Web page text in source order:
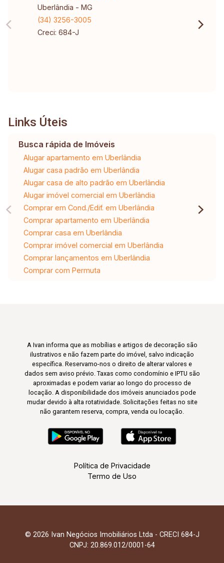
Uberlândia - MG
(34) 3256-3005
Creci: 684-J
Links Úteis
Busca rápida de Imóveis
Alugar apartamento em Uberlândia
Alugar casa padrão em Uberlândia
Alugar casa de alto padrão em Uberlândia
Alugar imóvel comercial em Uberlândia
Comprar em Cond./Edif. em Uberlândia
Comprar apartamento em Uberlândia
Comprar casa em Uberlândia
Comprar imóvel comercial em Uberlândia
Comprar lançamentos em Uberlândia
Comprar com Permuta
A Ivan informa que as mobílias e artigos de decoração são
ilustrativos e não fazem parte do imóvel, salvo indicação
específica. Reservamo-nos o direito de alterar valores e
dados sem aviso prévio. Taxas como condomínio e IPTU são
aproximadas e podem variar ao longo do processo de
locação. A disponibilidade dos imóveis anunciados pode
mudar devido à alta rotatividade. Solicitações feitas no site
não garantem reserva, compra, venda ou locação.
Política de Privacidade
Termo de Uso
© 2026 Ivan Negócios Imobiliários Ltda - CRECI 684-J
CNPJ: 20.869.012/0001-64